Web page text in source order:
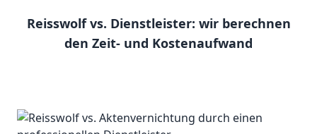
Reisswolf vs. Dienstleister: wir berechnen
den Zeit- und Kostenaufwand